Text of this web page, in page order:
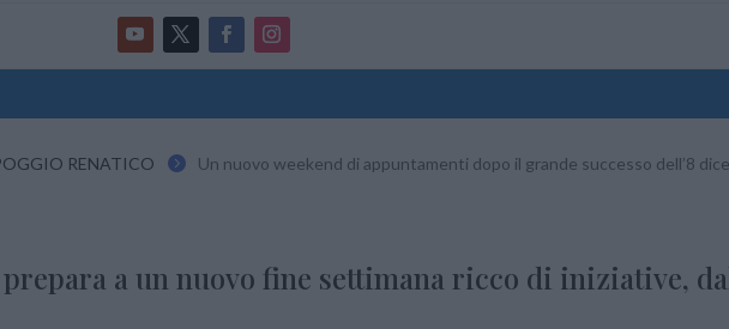
RENATICO  Un nuovo weekend di appuntamenti dopo il grande successo dell’8
a un nuovo fine settimana ricco di iniziative,